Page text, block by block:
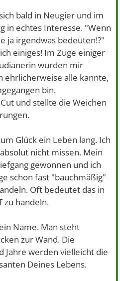
bald in Neugier und im
in echtes Interesse. "Wenn
ja irgendwas bedeuten!?"
einiges! Im Zuge einiger
wurden mir
ehrlicherweise alle kannte,
bin.
und stellte die Weichen
Glück ein Leben lang. Ich
nicht missen. Mein
gewonnen und ich
schon fast "bauchmäßig"
Oft bedeutet das in
zu handeln.
Name. Man steht
zur Wand. Die
Jahre werden vielleicht die
Deines Lebens.